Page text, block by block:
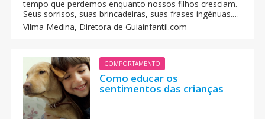
tempo que perdemos enquanto nossos filhos cresciam.
Seus sorrisos, suas brincadeiras, suas frases ingênuas.
Como o vício dos pais às novas tecnologias pode gerar
problemas de diálogo na família. O uso constante do
Vilma Medina, Diretora de Guiainfantil.com
COMPORTAMENTO
Como educar os
sentimentos das crianças